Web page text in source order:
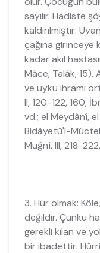
sayılır. Hadiste
kaldırılmıştır:
çağına
kadar akıl
Mâce, Talâk, 15).
ve uyku ihramı
II, 120-122, 160;
vd.; el Meydânî,
Bidâyetü'l-
Muğnî, III, 218-
3. Hür olmak:
değildir. Çünkü
gerekli kılan ve
bir ibadettir: